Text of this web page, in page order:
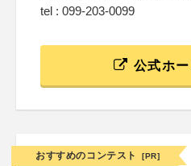
tel : 099-203-0099
公式ホ
おすすめのコンテスト [PR]